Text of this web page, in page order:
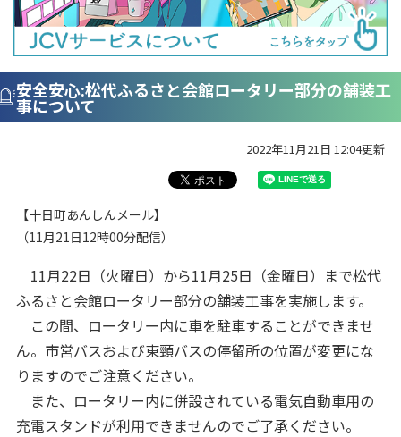
安全安心:松代ふるさと会館ロータリー部分の舗装工
事について
2022年11月21日 12:04更新
【十日町あんしんメール】
（11月21日12時00分配信）
11月22日（火曜日）から11月25日（金曜日）まで松代
ふるさと会館ロータリー部分の舗装工事を実施します。
この間、ロータリー内に車を駐車することができませ
ん。市営バスおよび東頸バスの停留所の位置が変更にな
りますのでご注意ください。
また、ロータリー内に併設されている電気自動車用の
充電スタンドが利用できませんのでご了承ください。